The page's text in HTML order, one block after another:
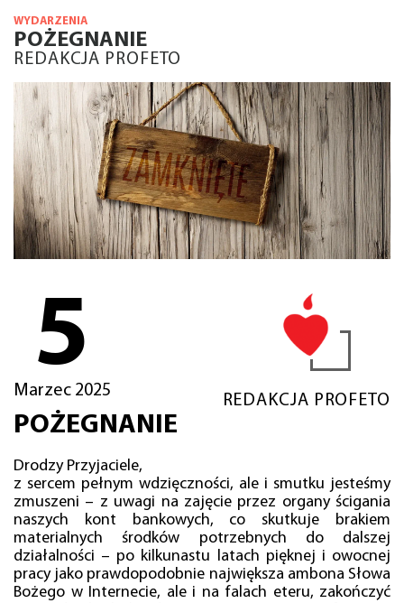
WYDARZENIA
POŻEGNANIE
REDAKCJA PROFETO
5
Marzec 2025
REDAKCJA PROFETO
POŻEGNANIE
Drodzy Przyjaciele,
z sercem pełnym wdzięczności, ale i smutku jesteśmy
zmuszeni – z uwagi na zajęcie przez organy ścigania
naszych kont bankowych, co skutkuje brakiem
materialnych środków potrzebnych do dalszej
działalności – po kilkunastu latach pięknej i owocnej
pracy jako prawdopodobnie największa ambona Słowa
Bożego w Internecie, ale i na falach eteru, zakończyć